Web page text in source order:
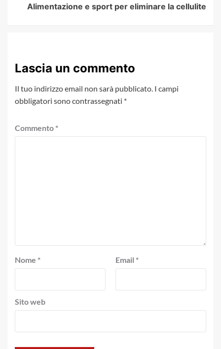
Alimentazione e sport per eliminare la cellulite
Lascia un commento
Il tuo indirizzo email non sarà pubblicato. I campi
obbligatori sono contrassegnati *
Commento *
Nome * Email *
Sito web